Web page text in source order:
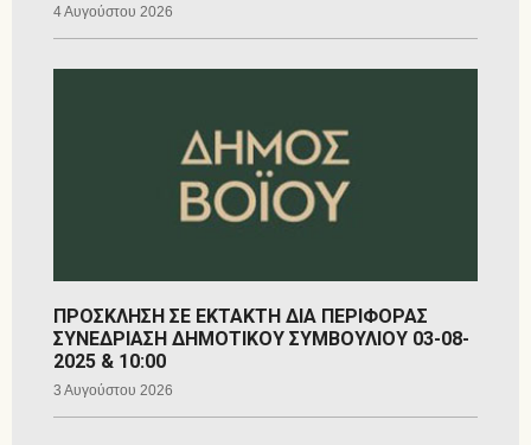
4 Αυγούστου 2026
ΠΡΟΣΚΛΗΣΗ ΣΕ ΕΚΤΑΚΤΗ ΔΙΑ ΠΕΡΙΦΟΡΑΣ
ΣΥΝΕΔΡΙΑΣΗ ΔΗΜΟΤΙΚΟΥ ΣΥΜΒΟΥΛΙΟΥ 03-08-
2025 & 10:00
3 Αυγούστου 2026